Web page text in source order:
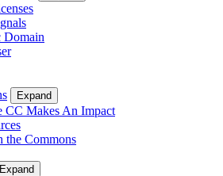
Domain
Expand
CC Makes An Impact
the Commons
Expand